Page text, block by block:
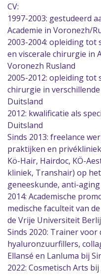
CV:
1997-2003: gestudeerd
Academie in Voronezh/
2003-2004: opleiding tot
en viscerale chirurgie in
Voronezh Rusland
2005-2012: opleiding tot
chirurgie in
Duitsland
2012: kwalificatie als
Duitsland
Sinds 2013: freelance
praktijken en
Kö-Hair, Hairdoc, KÖ-
kliniek, Transhair) op
geneeskunde, anti-
2014: Academische
medische faculteit van
de Vrije Universiteit
Sinds 2020: Trainer
hyaluronzuurfillers,
Ellansé en Lanluma bij
2022: Cosmetisch Arts